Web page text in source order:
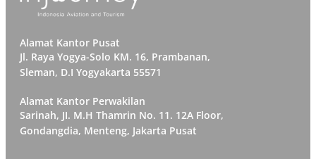
Alamat Kantor Pusat
Jl. Raya Yogya-Solo KM. 16, Prambanan,
Sleman, D.I Yogyakarta 55571
Alamat Kantor Perwakilan
Sarinah, JI. M.H Thamrin No. 11. 12A Floor,
Gondangdia, Menteng, Jakarta Pusat